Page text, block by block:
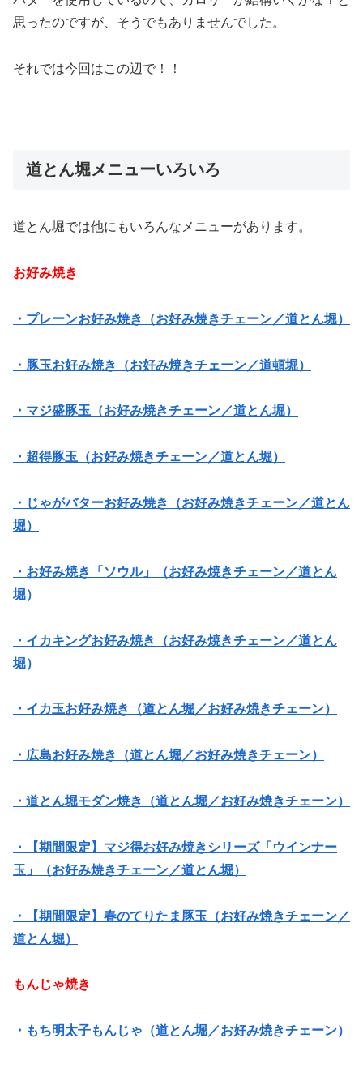
思ったのですが、そうでもありませんでした。
それでは今回はこの辺で！！
道とん堀メニューいろいろ
道とん堀では他にもいろんなメニューがあります。
お好み焼き
・プレーンお好み焼き（お好み焼きチェーン／道とん堀）
・豚玉お好み焼き（お好み焼きチェーン／道頓堀）
・マジ盛豚玉（お好み焼きチェーン／道とん堀）
・超得豚玉（お好み焼きチェーン／道とん堀）
・じゃがバターお好み焼き（お好み焼きチェーン／道とん
堀）
・お好み焼き「ソウル」（お好み焼きチェーン／道とん
堀）
・イカキングお好み焼き（お好み焼きチェーン／道とん
堀）
・イカ玉お好み焼き（道とん堀／お好み焼きチェーン）
・広島お好み焼き（道とん堀／お好み焼きチェーン）
・道とん堀モダン焼き（道とん堀／お好み焼きチェーン）
・【期間限定】マジ得お好み焼きシリーズ「ウインナー
玉」（お好み焼きチェーン／道とん堀）
・【期間限定】春のてりたま豚玉（お好み焼きチェーン／
道とん堀）
もんじゃ焼き
・もち明太子もんじゃ（道とん堀／お好み焼きチェーン）